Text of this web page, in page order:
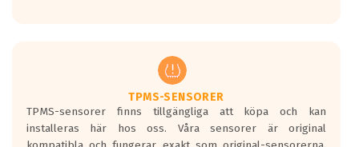
regelverket som introduceras år 2016.
Ett däck med två svarta vågor är redan
godkända för år 2016 nya regelverk.
Ett däck med en svart våg kommer vara
minst tre decibel tystare än det
TPMS-SENSORER
TPMS-sensorer finns tillgängliga att köpa och kan
installeras här hos oss. Våra sensorer är original